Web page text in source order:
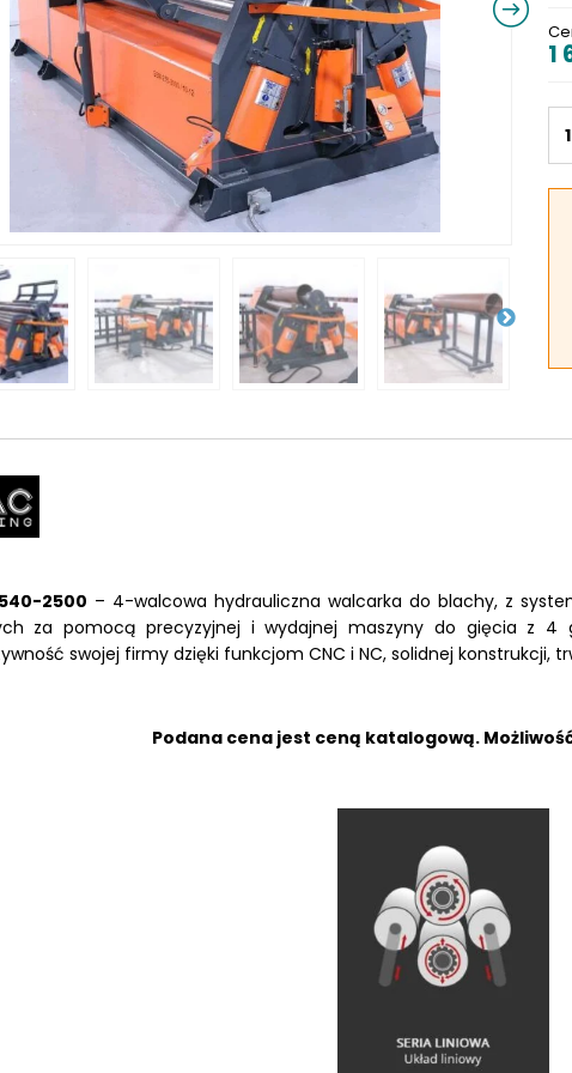
I URZĄDZENIA
WARSZTATOWE UNICRAFT
UNICRAFT
ZABEZPIECZAJĄCE UNICRAFT
UNICRAFT
UNICRAFT
UNICRAFT
STOŁY SZLIFIERSKIE
SZLIFIERKI DO
WYPOSAŻENIE
1
2500 – 4-walcowa hydrauliczna walcarka do blachy, z
za pomocą precyzyjnej i wydajnej maszyny do gięcia z 4
swojej firmy dzięki funkcjom CNC i NC, solidnej konstrukcji,
Podana cena jest ceną katalogową.